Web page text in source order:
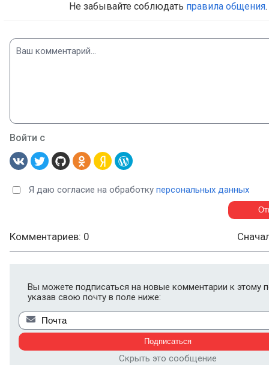
Не забывайте соблюдать правила общения.
Войти с
Я даю согласие на обработку персональных данных
Комментариев: 0
Вы можете подписаться на новые комментарии к этому
указав свою почту в поле ниже:
Скрыть это сообщение